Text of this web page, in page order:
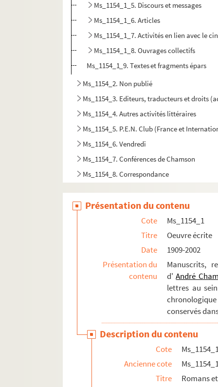
Ms_1154_1_5. Discours et messages
Ms_1154_1_6. Articles
Ms_1154_1_7. Activités en lien avec le
Ms_1154_1_8. Ouvrages collectifs
Ms_1154_1_9. Textes et fragments épars
Ms_1154_2. Non publié
Ms_1154_3. Editeurs, traducteurs et droits
Ms_1154_4. Autres activités littéraires
Ms_1154_5. P.E.N. Club (France et
Ms_1154_6. Vendredi
Ms_1154_7. Conférences de Chamson
Ms_1154_8. Correspondance
Ms_1154_10. Vie professionnelle
Ms_1154_11. Vie mondaine
Ms_1154_12. Reconnaissance publique
Ms_1154_13. Papiers personnels
Ms_1154_14. Articles de presse sur
Ms_1154_15. Littérature grise sur Chamson
Ms_1154_16. Dossier iconographique
Ms_1154_17. Oeuvres originales/graphiques
Ms_1154_18. Documents de Frédérique
Présentation du contenu
Cote
Ms_1154_1
Titre
Oeuvre écrite
Date
1909-2002
Présentation du
contenu
Manuscrits,
d' André
lettres au
conservés
Description du contenu
Cote
Ancienne cote
Titre
Romans